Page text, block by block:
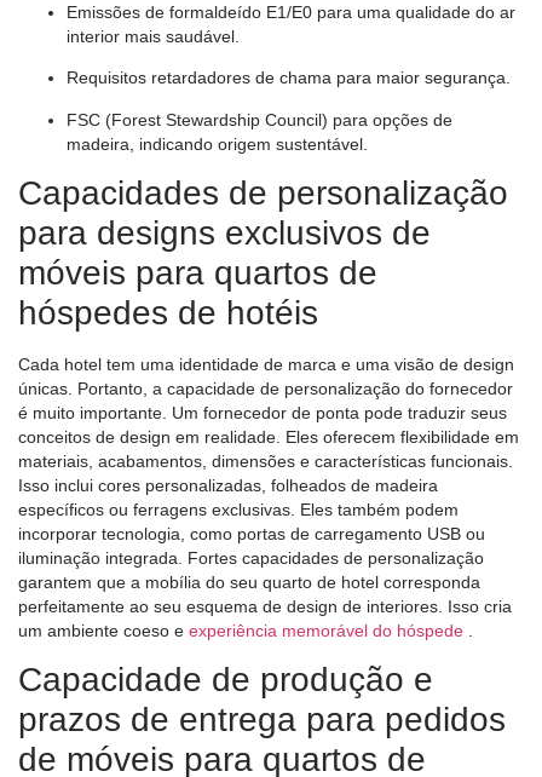
Emissões de formaldeído E1/E0 para uma qualidade do ar
interior mais saudável.
Requisitos retardadores de chama para maior segurança.
FSC (Forest Stewardship Council) para opções de
madeira, indicando origem sustentável.
Capacidades de personalização
para designs exclusivos de
móveis para quartos de
hóspedes de hotéis
Cada hotel tem uma identidade de marca e uma visão de design
únicas. Portanto, a capacidade de personalização do fornecedor
é muito importante. Um fornecedor de ponta pode traduzir seus
conceitos de design em realidade. Eles oferecem flexibilidade em
materiais, acabamentos, dimensões e características funcionais.
Isso inclui cores personalizadas, folheados de madeira
específicos ou ferragens exclusivas. Eles também podem
incorporar tecnologia, como portas de carregamento USB ou
iluminação integrada. Fortes capacidades de personalização
garantem que a mobília do seu quarto de hotel corresponda
perfeitamente ao seu esquema de design de interiores. Isso cria
um ambiente coeso e experiência memorável do hóspede
Capacidade de produção e
prazos de entrega para pedidos
de móveis para quartos de